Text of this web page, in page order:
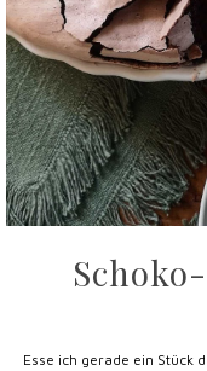
Esse ich gerade ein Stück